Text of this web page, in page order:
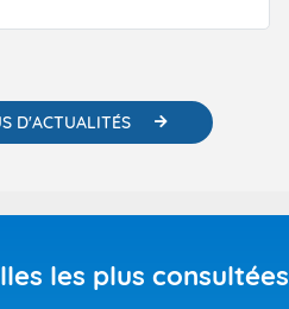
D'ACTUALITÉS
les plus consultées